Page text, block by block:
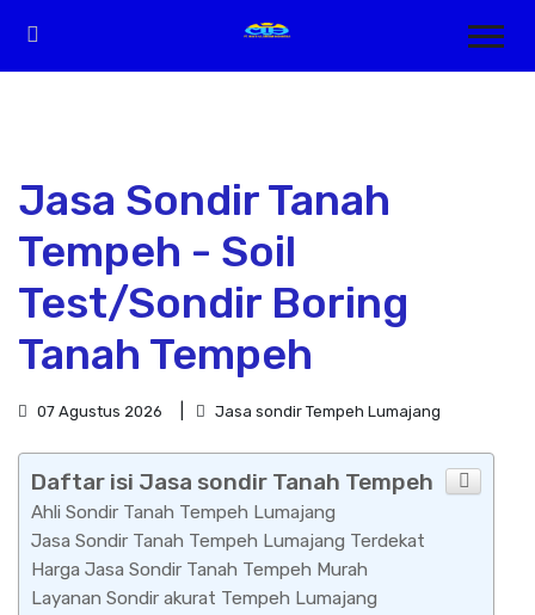
Jasa Sondir Tanah
Tempeh - Soil
Test/Sondir Boring
Tanah Tempeh
07 Agustus 2026 Jasa sondir Tempeh Lumajang
Daftar isi Jasa sondir Tanah Tempeh
Ahli Sondir Tanah Tempeh Lumajang
Jasa Sondir Tanah Tempeh Lumajang Terdekat
Harga Jasa Sondir Tanah Tempeh Murah
Layanan Sondir akurat Tempeh Lumajang